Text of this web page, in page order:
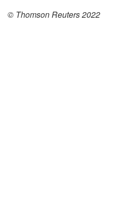
© Thomson Reuters 2022